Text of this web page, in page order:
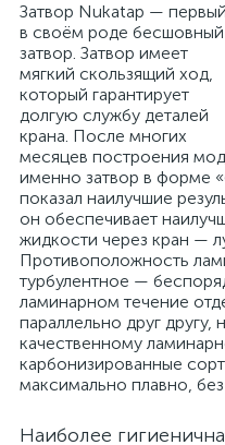
Затвор Nukatap — первый
в своём роде бесшовный
затвор. Затвор имеет
мягкий скользящий ход,
который гарантирует
долгую службу деталей
крана. После многих
месяцев построения
именно затвор в форме
показал наилучшие
он обеспечивает
жидкости через кран —
Противоположность
турбулентное —
ламинарном течение
параллельно друг
качественному
карбонизированные
максимально плавно,
Наиболее